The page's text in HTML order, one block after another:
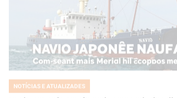
POSTED
NOTÍCIAS E ATUALIZADES
Navio Japonês Naufragado com Mais de Mil
Luz após Descoberta Recente
on
01/08/2026 Roberto Zago Sartori